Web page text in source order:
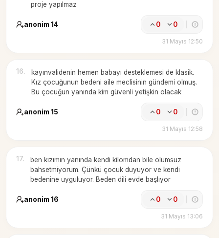
proje yapılmaz
anonim 14 0 0
31 Mayıs 12:50
16.
kayınvalidenin hemen babayı desteklemesi de klasik.
Kız çocuğunun bedeni aile meclisinin gündemi olmuş.
Bu çocuğun yanında kim güvenli yetişkin olacak
anonim 15 0 0
31 Mayıs 12:58
17.
ben kızımın yanında kendi kilomdan bile olumsuz
bahsetmiyorum. Çünkü çocuk duyuyor ve kendi
bedenine uyguluyor. Beden dili evde başlıyor
anonim 16 0 0
31 Mayıs 13:06